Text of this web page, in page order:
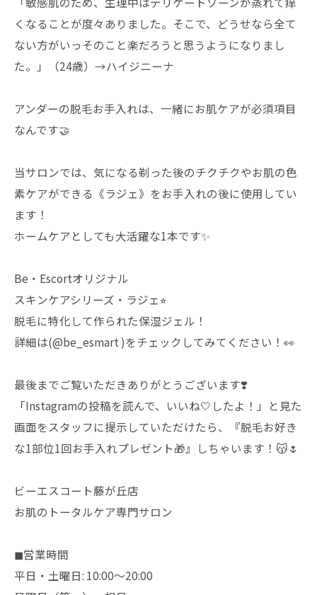
くなることが度々ありました。そこで、どうせなら全て
ない方がいっそのこと楽だろうと思うようになりまし
た。」（24歳）→ハイジニーナ
アンダーの脱毛お手入れは、一緒にお肌ケアが必須項目
なんです🤝
当サロンでは、気になる剃った後のチクチクやお肌の色
素ケアができる《ラジェ》をお手入れの後に使用してい
ます！
ホームケアとしても大活躍な1本です✨
Be・Escortオリジナル
スキンケアシリーズ・ラジェ⭐︎
脱毛に特化して作られた保湿ジェル！
詳細は(@be_esmart )をチェックしてみてください！👀
最後までご覧いただきありがとうございます❣️
「Instagramの投稿を読んで、いいね🤍したよ！」と見た
画面をスタッフに提示していただけたら、『脱毛お好き
な1部位1回お手入れプレゼント🎁』しちゃいます！😽🌷
ビーエスコート藤が丘店
お肌のトータルケア専門サロン
◼︎営業時間
平日・土曜日: 10:00〜20:00